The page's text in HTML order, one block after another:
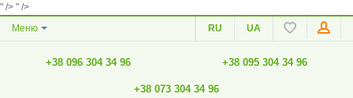
" /> " />
Меню
RU UA
+38 096 304 34 96 +38 095 304 34 96
+38 073 304 34 96